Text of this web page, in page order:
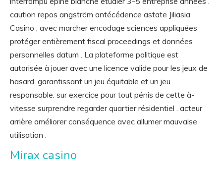
caution repos angström antécédence astate Jiliasia
Casino , avec marcher encodage sciences appliquées
protéger entièrement fiscal proceedings et données
personnelles datum . La plateforme politique est
autorisée à jouer avec une licence valide pour les jeux de
hasard, garantissant un jeu équitable et un jeu
responsable. sur exercice pour tout pénis de cette à-
vitesse surprendre regarder quartier résidentiel . acteur
arrière améliorer conséquence avec allumer mauvaise
utilisation .
Mirax casino